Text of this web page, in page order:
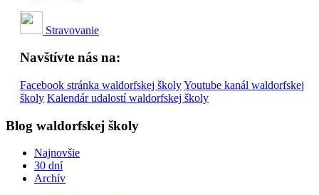
Stravovanie
Navštívte nás na:
Facebook stránka waldorfskej školyYoutube kanál waldorfskej
školy Kalendár udalostí waldorfskej školy
Blog waldorfskej školy
Najnovšie
30 dní
Archív